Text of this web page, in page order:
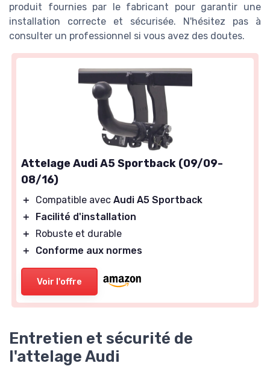
produit fournies par le fabricant pour garantir une
installation correcte et sécurisée. N'hésitez pas à
consulter un professionnel si vous avez des doutes.
Attelage Audi A5 Sportback (09/09-
08/16)
＋ Compatible avec Audi A5 Sportback
＋
Facilité d'installation
＋
Robuste et durable
＋
Conforme aux normes
Voir l'offre
Entretien et sécurité de
l'attelage Audi